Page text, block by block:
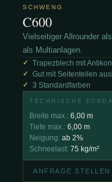
SCHWENG
C600
Vielseitiger Allrounder
als Multianlagen.
Trapezblech mit
Gut mit Seitenteilen
3 Standardfarben
TECHNISCHE
Breite max.:6,00 m
Tiefe max.:6,00 m
Neigung:ab 2%
Schneelast:75 kg/m²
ANFRAGE